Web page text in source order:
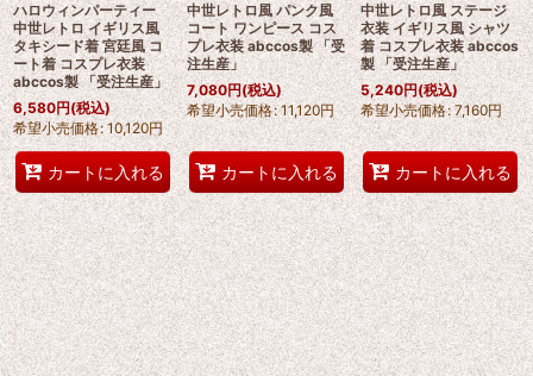
ハロウィンパーティー
中世レトロ イギリス風
タキシード着 宮廷風 コ
ート着 コスプレ衣装
abccos製 「受注生産」
6,580円(税込)
希望小売価格: 10,120円
カートに入れる
中世レトロ風 パンク風
コート ワンピース コス
プレ衣装 abccos製 「受
注生産」
7,080円(税込)
希望小売価格: 11,120円
カートに入れる
中世レトロ風 ステージ
衣装 イギリス風 シャツ
着 コスプレ衣装 abccos
製 「受注生産」
5,240円(税込)
希望小売価格: 7,160円
カートに入れる